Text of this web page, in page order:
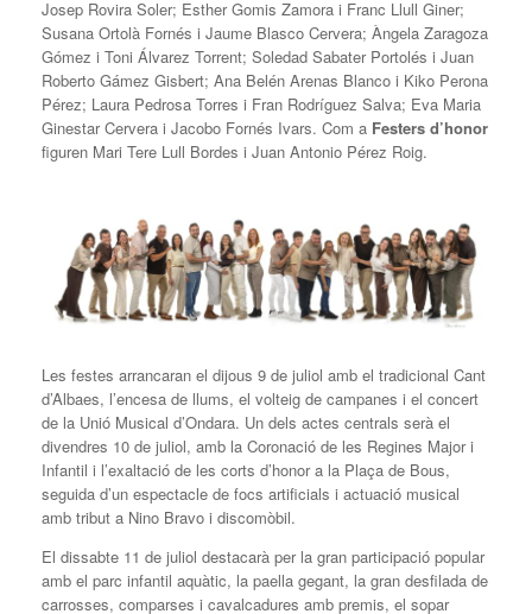
Josep Rovira Soler; Esther Gomis Zamora i Franc Llull Giner;
Susana Ortolà Fornés i Jaume Blasco Cervera; Àngela Zaragoza
Gómez i Toni Álvarez Torrent; Soledad Sabater Portolés i Juan
Roberto Gámez Gisbert; Ana Belén Arenas Blanco i Kiko Perona
Pérez; Laura Pedrosa Torres i Fran Rodríguez Salva; Eva Maria
Ginestar Cervera i Jacobo Fornés Ivars. Com a Festers d’honor
figuren Mari Tere Lull Bordes i Juan Antonio Pérez Roig.
Les festes arrancaran el dijous 9 de juliol amb el tradicional Cant
d’Albaes, l’encesa de llums, el volteig de campanes i el concert
de la Unió Musical d’Ondara. Un dels actes centrals serà el
divendres 10 de juliol, amb la Coronació de les Regines Major i
Infantil i l’exaltació de les corts d’honor a la Plaça de Bous,
seguida d’un espectacle de focs artificials i actuació musical
amb tribut a Nino Bravo i discomòbil.
El dissabte 11 de juliol destacarà per la gran participació popular
amb el parc infantil aquàtic, la paella gegant, la gran desfilada de
carrosses, comparses i cavalcadures amb premis, el sopar